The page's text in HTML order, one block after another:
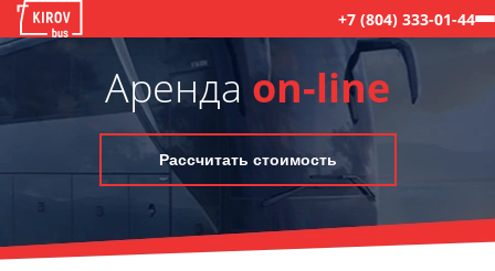
+7 (804) 333-01-44
Аренда on-line
Рассчитать стоимость